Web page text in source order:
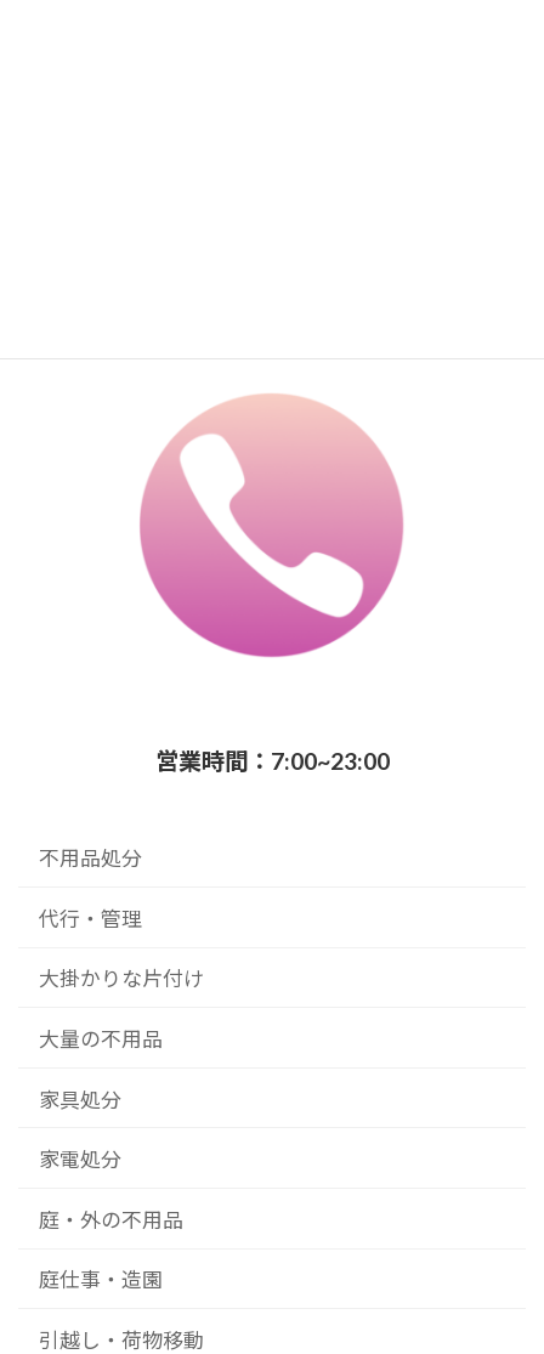
営業時間：7:00~23:00
不用品処分
代行・管理
大掛かりな片付け
大量の不用品
家具処分
家電処分
庭・外の不用品
庭仕事・造園
引越し・荷物移動